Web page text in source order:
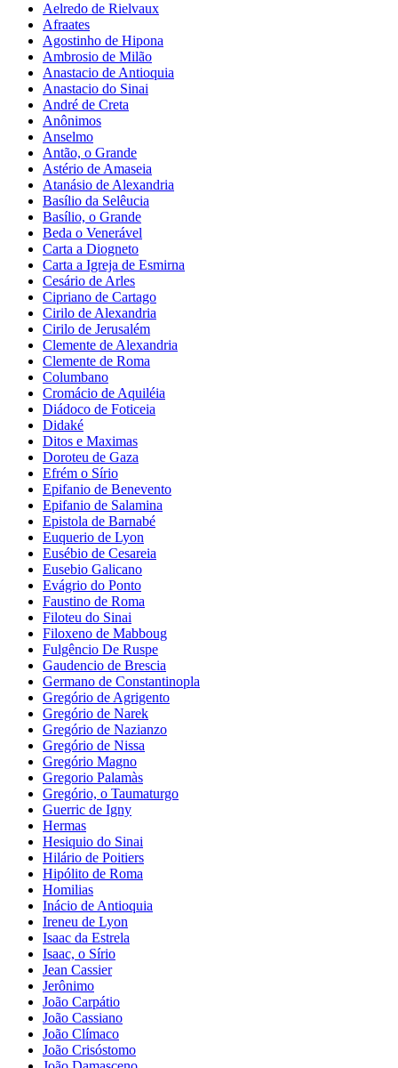
Aelredo de Rielvaux
Afraates
Agostinho de Hipona
Ambrosio de Milão
Anastacio de Antioquia
Anastacio do Sinai
André de Creta
Anônimos
Anselmo
Antão, o Grande
Astério de Amaseia
Atanásio de Alexandria
Basílio da Selêucia
Basílio, o Grande
Beda o Venerável
Carta a Diogneto
Carta a Igreja de Esmirna
Cesário de Arles
Cipriano de Cartago
Cirilo de Alexandria
Cirilo de Jerusalém
Clemente de Alexandria
Clemente de Roma
Columbano
Cromácio de Aquiléia
Diádoco de Foticeia
Didaké
Ditos e Maximas
Doroteu de Gaza
Efrém o Sírio
Epifanio de Benevento
Epifanio de Salamina
Epistola de Barnabé
Euquerio de Lyon
Eusébio de Cesareia
Eusebio Galicano
Evágrio do Ponto
Faustino de Roma
Filoteu do Sinai
Filoxeno de Mabboug
Fulgêncio De Ruspe
Gaudencio de Brescia
Germano de Constantinopla
Gregório de Agrigento
Gregório de Narek
Gregório de Nazianzo
Gregório de Nissa
Gregório Magno
Gregorio Palamàs
Gregório, o Taumaturgo
Guerric de Igny
Hermas
Hesiquio do Sinai
Hilário de Poitiers
Hipólito de Roma
Homilias
Inácio de Antioquia
Ireneu de Lyon
Isaac da Estrela
Isaac, o Sírio
Jean Cassier
Jerônimo
João Carpátio
João Cassiano
João Clímaco
João Crisóstomo